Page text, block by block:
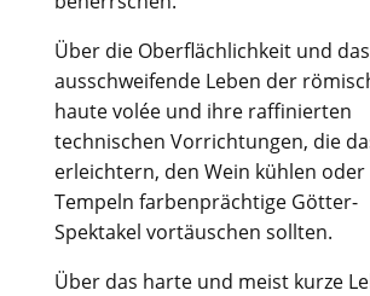
Über die Oberflächlichkeit und das
ausschweifende Leben der
haute volée und ihre raffinierten
technischen Vorrichtungen, die
erleichtern, den Wein kühlen oder
Tempeln farbenprächtige Götter-
Spektakel vortäuschen sollten.
Über das harte und meist kurze